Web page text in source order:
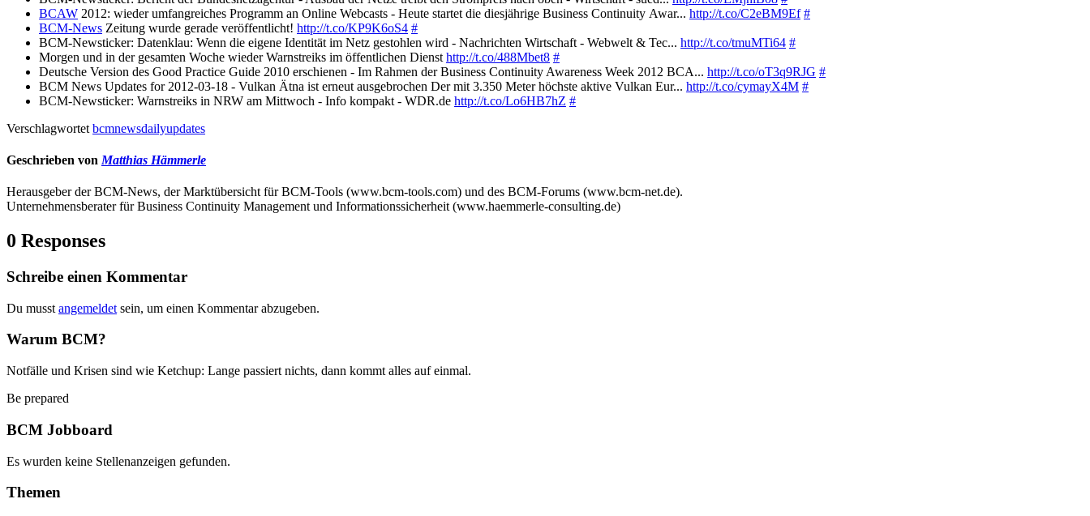
BCAW 2012: wieder umfangreiches Programm an Online Webcasts - Heute startet die diesjährige Business Continuity Awar... http://t.co/C2eBM9Ef #
BCM-News Zeitung wurde gerade veröffentlicht! http://t.co/KP9K6oS4 #
BCM-Newsticker: Datenklau: Wenn die eigene Identität im Netz gestohlen wird - Nachrichten Wirtschaft - Webwelt & Tec... http://t.co/tmuMTi64 #
Morgen und in der gesamten Woche wieder Warnstreiks im öffentlichen Dienst http://t.co/488Mbet8 #
Deutsche Version des Good Practice Guide 2010 erschienen - Im Rahmen der Business Continuity Awareness Week 2012 BCA... http://t.co/oT3q9RJG #
BCM News Updates for 2012-03-18 - Vulkan Ätna ist erneut ausgebrochen Der mit 3.350 Meter höchste aktive Vulkan Eur... http://t.co/cymayX4M #
BCM-Newsticker: Warnstreiks in NRW am Mittwoch - Info kompakt - WDR.de http://t.co/Lo6HB7hZ #
Verschlagwortet bcmnewsdailyupdates
Geschrieben von Matthias Hämmerle
Herausgeber der BCM-News, der Marktübersicht für BCM-Tools (www.bcm-tools.com) und des BCM-Forums (www.bcm-net.de).
Unternehmensberater für Business Continuity Management und Informationssicherheit (www.haemmerle-consulting.de)
0 Responses
Schreibe einen Kommentar
Du musst angemeldet sein, um einen Kommentar abzugeben.
Warum BCM?
Notfälle und Krisen sind wie Ketchup: Lange passiert nichts, dann kommt alles auf einmal.
Be prepared
BCM Jobboard
Es wurden keine Stellenanzeigen gefunden.
Themen